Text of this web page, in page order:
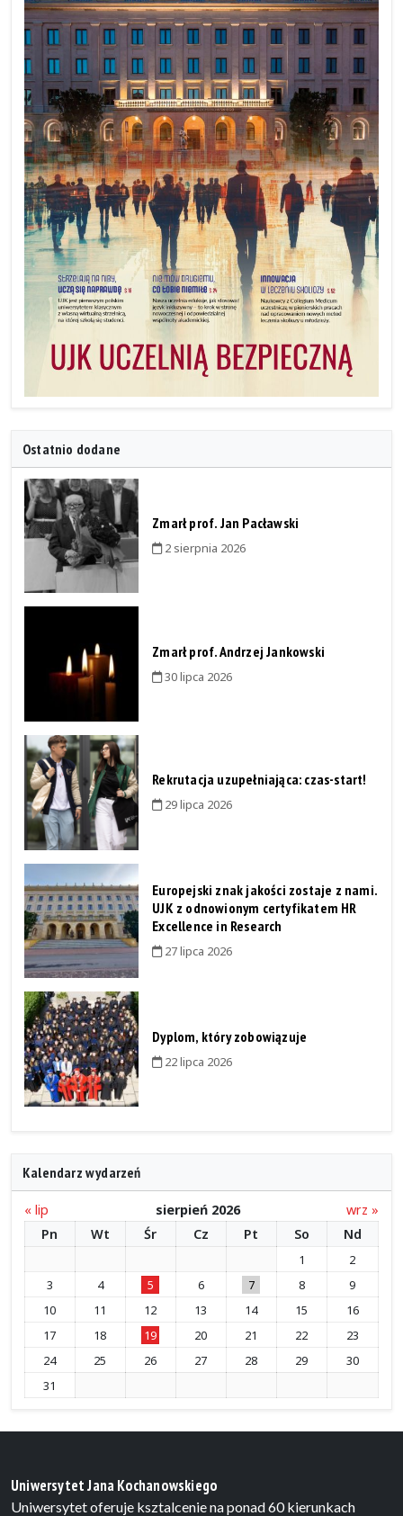
Ostatnio dodane
Zmarł prof. Jan Pacławski
2 sierpnia 2026
Zmarł prof. Andrzej Jankowski
30 lipca 2026
Rekrutacja uzupełniająca: czas-start!
29 lipca 2026
Europejski znak jakości zostaje z nami.
UJK z odnowionym certyfikatem HR
Excellence in Research
27 lipca 2026
Dyplom, który zobowiązuje
22 lipca 2026
Kalendarz wydarzeń
« lip sierpień 2026
wrz »
Pn
Wt Śr Cz Pt So Nd
1
2
3
4 5 6 7 8
9
10
11 12 13 14 15
16
17
18 19 20 21 22
23
24
25 26 27 28 29
30
31
Uniwersytet Jana Kochanowskiego
Uniwersytet oferuje ksztalcenie na ponad 60 kierunkach